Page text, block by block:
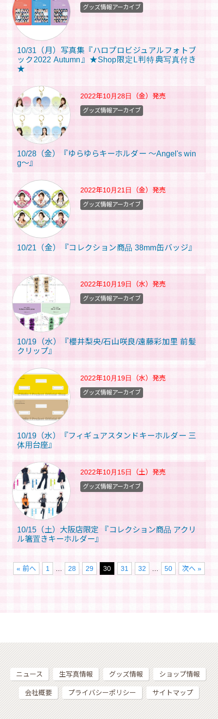
10/31（月）写真集『ハロプロビジュアルフォトブ
ック2022 Autumn』★Shop限定L判特典写真付き
★
グッズ情報アーカイブ
2022年10月28日（金） 発売
10/28（金）『ゆらゆらキーホルダー ～Angel's win
g～』
グッズ情報アーカイブ
2022年10月21日（金） 発売
10/21（金）『コレクション商品 38mm缶バッジ』
グッズ情報アーカイブ
2022年10月19日（水） 発売
10/19（水）『櫻井梨央/石山咲良/遠藤彩加里 前髪
クリップ』
グッズ情報アーカイブ
2022年10月19日（水） 発売
10/19（水）『フィギュアスタンドキーホルダー 三
体用台座』
グッズ情報アーカイブ
2022年10月15日（土） 発売
10/15（土）大阪店限定 『コレクション商品 アクリ
ル箸置きキーホルダー』
グッズ情報アーカイブ
« 前へ 1 28 29 30 31 32 50 次へ »
ニュース 生写真情報 グッズ情報 ショップ情報
会社概要 プライバシーポリシー サイトマップ